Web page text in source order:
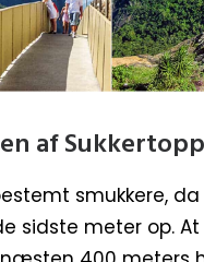
af
smukkere,
sidste meter op.